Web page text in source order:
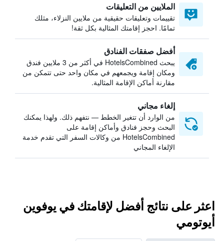
الملايين من التعليقات
تقييمات وتعليقات حقيقية من ملايين النزلاء، مثلك
تمامًا. احجز إقامتك المثالية بكل ثقة!
أفضل صفقات الفنادق
يبحث HotelsCombined في أكثر من 3 ملايين فندق
ومكان إقامة ويجمعهم في مكان واحد حتى تتمكن من
مقارنة أماكن الإقامة المثالية.
إلغاء مجاني
من الوارد أن تتغير الخطط — نتفهم ذلك. ولهذا يمكنك
البحث وحجز فنادق وأماكن إقامة على
HotelsCombined من وكالات السفر التي تقدم خدمة
الإلغاء المجاني
اعثر على نتائج أفضل لإقامتك في يوفوين
أيوتومي